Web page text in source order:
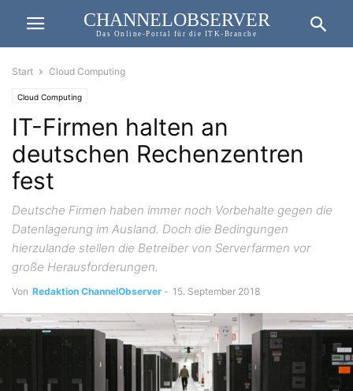
CHANNELOBSERVER
Das Online-Portal für die ITK-Branche
Start Cloud Computing
Cloud Computing
IT-Firmen halten an
deutschen Rechenzentren
fest
Deutsche Firmen haben immer noch Vorbehalte gegen die
Datenlagerung im Ausland. Doch die Bedingungen
hierzulande stellen die Betreiber von Serverfarmen vor
große Herausforderungen.
Von Redaktion ChannelObserver - 15. September 2018